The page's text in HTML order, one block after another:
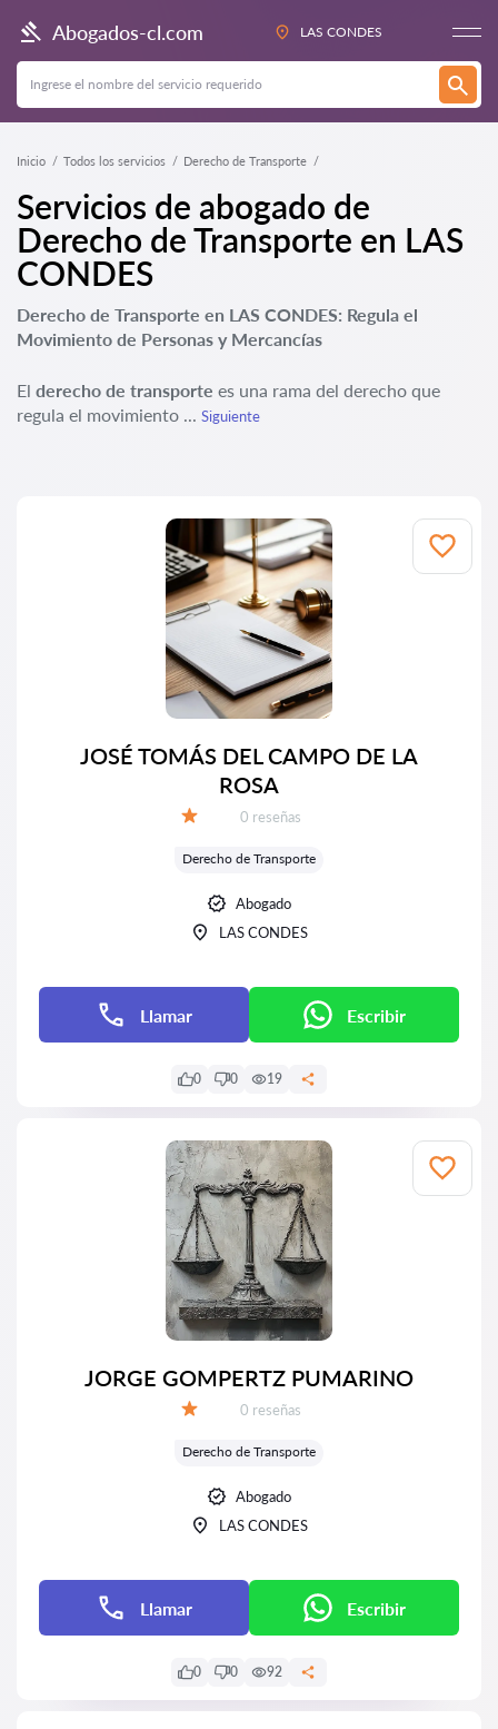
Abogados-cl.com LAS CONDES
Inicio Todos los servicios Derecho de Transporte
Servicios de abogado de
Derecho de Transporte en LAS
CONDES
Derecho de Transporte en LAS CONDES: Regula el
Movimiento de Personas y Mercancías
El derecho de transporte es una rama del derecho que
regula el movimiento ... Siguiente
JOSÉ TOMÁS DEL CAMPO DE LA
ROSA
Número de reseñas:
0 reseñas
Derecho de Transporte
Abogado
LAS CONDES
Llamar Escribir
0 0 19
JORGE GOMPERTZ PUMARINO
Número de reseñas:
0 reseñas
Derecho de Transporte
Abogado
LAS CONDES
Llamar Escribir
0 0 92